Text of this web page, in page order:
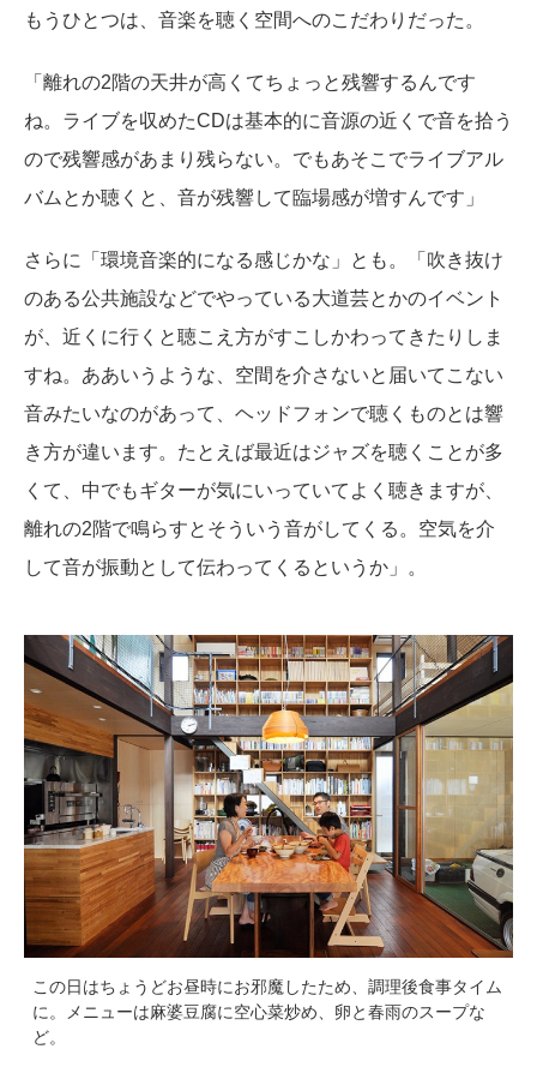
もうひとつは、音楽を聴く空間へのこだわりだった。
「離れの2階の天井が高くてちょっと残響するんです
ね。ライブを収めたCDは基本的に音源の近くで音を拾う
ので残響感があまり残らない。でもあそこでライブアル
バムとか聴くと、音が残響して臨場感が増すんです」
さらに「環境音楽的になる感じかな」とも。「吹き抜け
のある公共施設などでやっている大道芸とかのイベント
が、近くに行くと聴こえ方がすこしかわってきたりしま
すね。ああいうような、空間を介さないと届いてこない
音みたいなのがあって、ヘッドフォンで聴くものとは響
き方が違います。たとえば最近はジャズを聴くことが多
くて、中でもギターが気にいっていてよく聴きますが、
離れの2階で鳴らすとそういう音がしてくる。空気を介
して音が振動として伝わってくるというか」。
この日はちょうどお昼時にお邪魔したため、調理後食事タイム
に。メニューは麻婆豆腐に空心菜炒め、卵と春雨のスープな
ど。